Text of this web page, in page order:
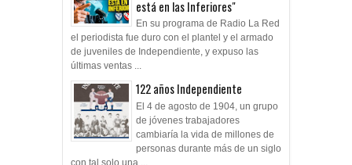
está en las Inferiores"
En su programa de Radio La Red
el periodista fue duro con el plantel y el armado
de juveniles de Independiente, y expuso las
últimas ventas ...
122 años Independiente
El 4 de agosto de 1904, un grupo
de jóvenes trabajadores
cambiaría la vida de millones de
personas durante más de un siglo
con tal solo una ...